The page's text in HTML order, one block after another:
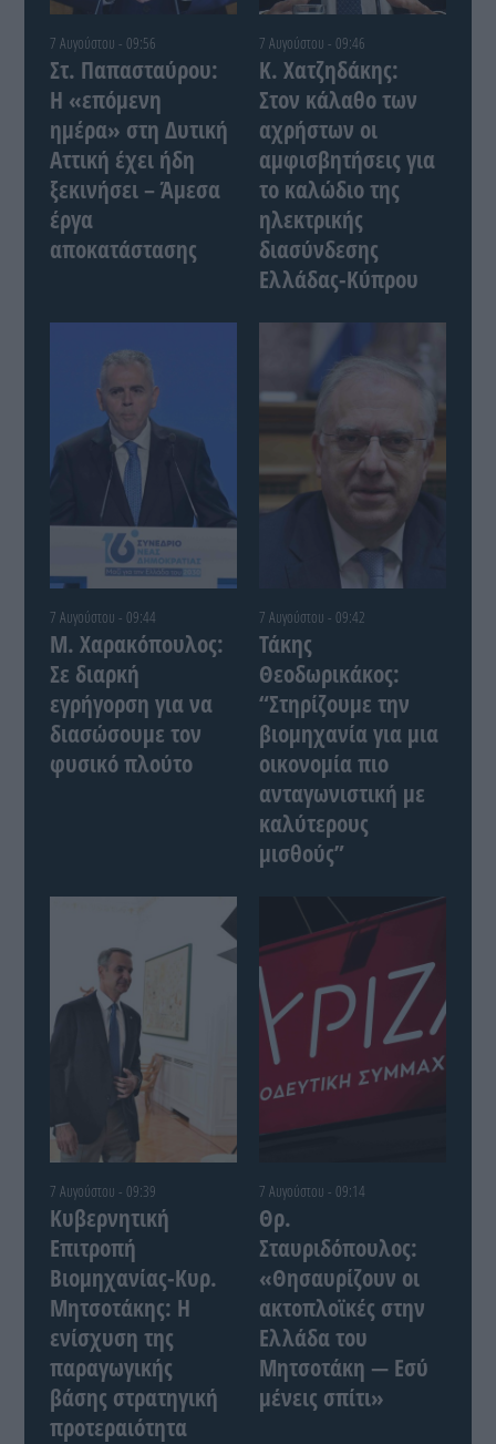
7 Αυγούστου - 09:56
Στ. Παπασταύρου:
Η «επόμενη
ημέρα» στη Δυτική
Αττική έχει ήδη
ξεκινήσει – Άμεσα
έργα
αποκατάστασης
7 Αυγούστου - 09:46
Κ. Χατζηδάκης:
Στον κάλαθο των
αχρήστων οι
αμφισβητήσεις για
το καλώδιο της
ηλεκτρικής
διασύνδεσης
Ελλάδας-Κύπρου
7 Αυγούστου - 09:44
Μ. Χαρακόπουλος:
Σε διαρκή
εγρήγορση για να
διασώσουμε τον
φυσικό πλούτο
7 Αυγούστου - 09:42
Τάκης
Θεοδωρικάκος:
“Στηρίζουμε την
βιομηχανία για μια
οικονομία πιο
ανταγωνιστική με
καλύτερους
μισθούς”
7 Αυγούστου - 09:39
Κυβερνητική
Επιτροπή
Βιομηχανίας-Κυρ.
Μητσοτάκης: Η
ενίσχυση της
παραγωγικής
βάσης στρατηγική
προτεραιότητα
7 Αυγούστου - 09:14
Θρ.
Σταυριδόπουλος:
«Θησαυρίζουν οι
ακτοπλοϊκές στην
Ελλάδα του
Μητσοτάκη — Εσύ
μένεις σπίτι»